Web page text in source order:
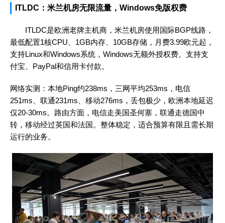
ITLDC：米兰机房无限流量，Windows免版权费
ITLDC是欧洲老牌主机商，米兰机房使用国际BGP线路，
最低配置1核CPU、1GB内存、10GB存储，月费3.99欧元起，
支持Linux和Windows系统，Windows无额外授权费。支持支
付宝、PayPal和信用卡付款。
网络实测：本地Ping约238ms，三网平均253ms，电信
251ms、联通231ms、移动276ms，丢包极少，欧洲本地延迟
仅20-30ms。路由方面，电信走美国圣何塞，联通走德国中
转，移动经过英国和法国。整体稳定，适合预算有限且需长期
运行的业务。